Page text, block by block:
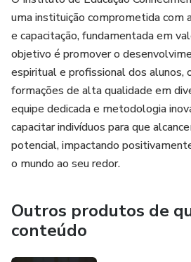
Melhorar sua comunicação interna e
Reduzir a influência de lembranças
Desenvolver autoconfiança e
Aprender técnicas para lidar com
bloqueios
Aprimorar sua capacidade de
Transformar metas em resultados
uma instituição comprometida com
e capacitação, fundamentada em
objetivo é promover o
espiritual e profissional dos alunos,
formações de alta qualidade em
equipe dedicada e metodologia
capacitar indivíduos para que
potencial, impactando
o mundo ao seu redor.
Outros produtos de
conteúdo